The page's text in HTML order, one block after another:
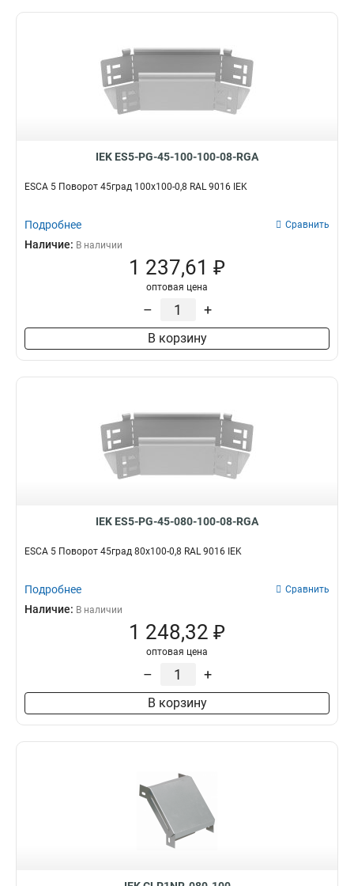
IEK ES5-PG-45-100-100-08-RGA
ESCA 5 Поворот 45град 100х100-0,8 RAL 9016 IEK
Подробнее Сравнить
Наличие: В наличии
1 237,61 ₽
оптовая цена
– +
В корзину
IEK ES5-PG-45-080-100-08-RGA
ESCA 5 Поворот 45град 80х100-0,8 RAL 9016 IEK
Подробнее Сравнить
Наличие: В наличии
1 248,32 ₽
оптовая цена
– +
В корзину